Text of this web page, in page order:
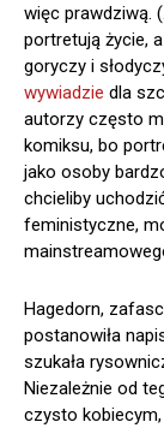
więc prawdziwą.
portretują życie,
goryczy i
wywiadzie dla
autorzy często
komiksu, bo
jako osoby
chcieliby
feministyczne,
Hagedorn,
postanowiła
szukała
Niezależnie od
czysto kobiecym,